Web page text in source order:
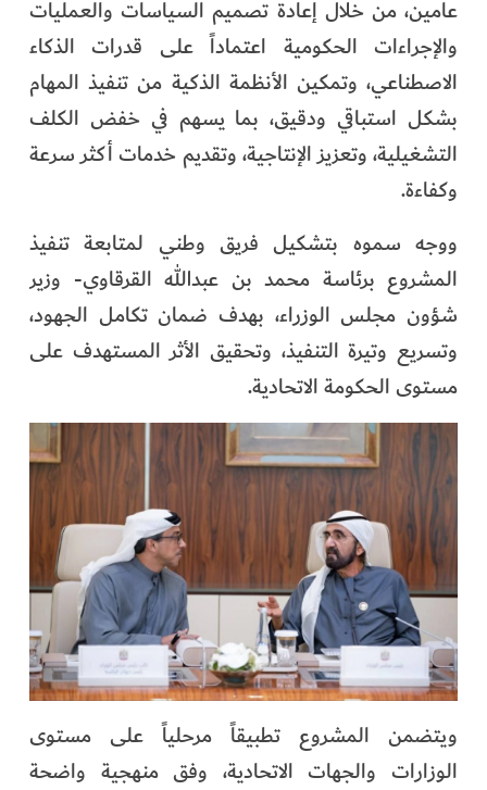
عامين، من خلال إعادة تصميم السياسات والعمليات
والإجراءات الحكومية اعتماداً على قدرات الذكاء
الاصطناعي، وتمكين الأنظمة الذكية من تنفيذ المهام
بشكل استباقي ودقيق، بما يسهم في خفض الكلف
التشغيلية، وتعزيز الإنتاجية، وتقديم خدمات أكثر سرعة
وكفاءة.
ووجه سموه بتشكيل فريق وطني لمتابعة تنفيذ
المشروع برئاسة محمد بن عبدالله القرقاوي- وزير
شؤون مجلس الوزراء، بهدف ضمان تكامل الجهود،
وتسريع وتيرة التنفيذ، وتحقيق الأثر المستهدف على
مستوى الحكومة الاتحادية.
ويتضمن المشروع تطبيقاً مرحلياً على مستوى
الوزارات والجهات الاتحادية، وفق منهجية واضحة